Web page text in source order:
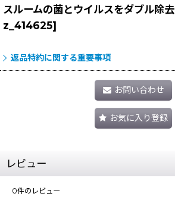
スルームの菌とウイルスをダブル除去
z_414625]
返品特約に関する重要事項
お問い合わせ
お気に入り登録
レビュー
0件のレビュー